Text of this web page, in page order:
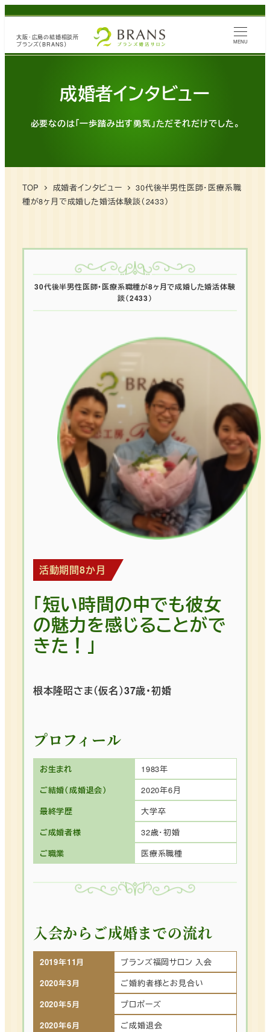
メ
移
大阪・広島の結婚相談所
ブランズ（BRANS）
MENU
成婚者インタビュー
必要なのは「一歩踏み出す勇気」ただそれだけでした。
TOP 成婚者インタビュー
30代後半男性医師・医療系職
種が8ヶ月で成婚した婚活体験談（2433）
30代後半男性医師・医療系職種が8ヶ月で成婚した婚活体験
談（2433）
活動期間8か月
「短い時間の中でも彼女
の魅力を感じることがで
きた！」
根本隆昭さま（仮名）37歳・初婚
プロフィール
お生まれ
1983年
ご結婚（成婚退会）
2020年6月
最終学歴
大学卒
ご成婚者様
32歳・初婚
ご職業
医療系職種
入会からご成婚までの流れ
2019年11月
ブランズ福岡サロン 入会
2020年3月
ご婚約者様とお見合い
2020年5月
プロポーズ
2020年6月
ご成婚退会